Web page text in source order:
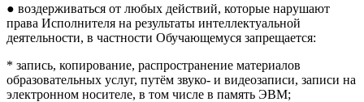
● воздерживаться от любых действий, которые нарушают
права Исполнителя на результаты интеллектуальной
деятельности, в частности Обучающемуся запрещается:
* запись, копирование, распространение материалов
образовательных услуг, путём звуко- и видеозаписи, записи на
электронном носителе, в том числе в память ЭВМ;